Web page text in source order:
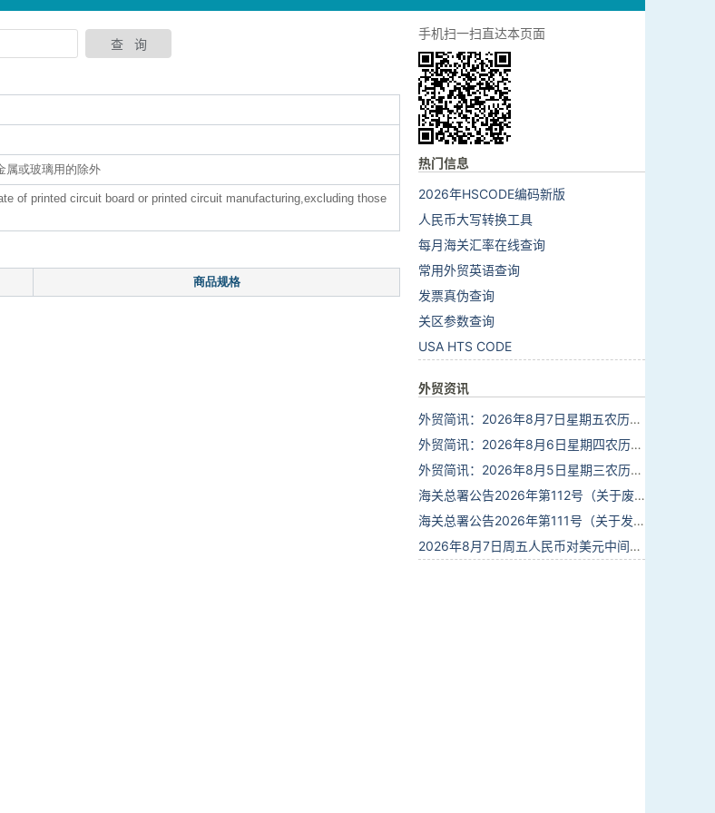
属或玻璃用的除外
of printed circuit board or printed circuit manufacturing,excluding those
商品规格
手机扫一扫直达本页面
热门信息
2026年HSCODE编码新版
人民币大写转换工具
每月海关汇率在线查询
常用外贸英语查询
发票真伪查询
关区参数查询
USA HTS CODE
外贸资讯
外贸简讯：2026年8月7日星期五农历六月廿五
外贸简讯：2026年8月6日星期四农历六月廿四
外贸简讯：2026年8月5日星期三农历六月廿三
海关总署公告2026年第112号（关于废止部分卫生检疫类规范性文件的公告）
海关总署公告2026年第111号（关于发布《进出境动植物检疫处理监督管理工作规定》《进出境卫生处理监督管理工作规定》的公告）
2026年8月7日周五人民币对美元中间价报6.7904调贬9个基点